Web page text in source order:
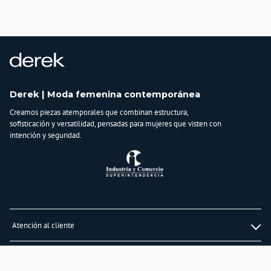
Derek | Moda femenina contemporánea
Creamos piezas atemporales que combinan estructura,
sofisticación y versatilidad, pensadas para mujeres que visten con
intención y seguridad.
Atención al cliente